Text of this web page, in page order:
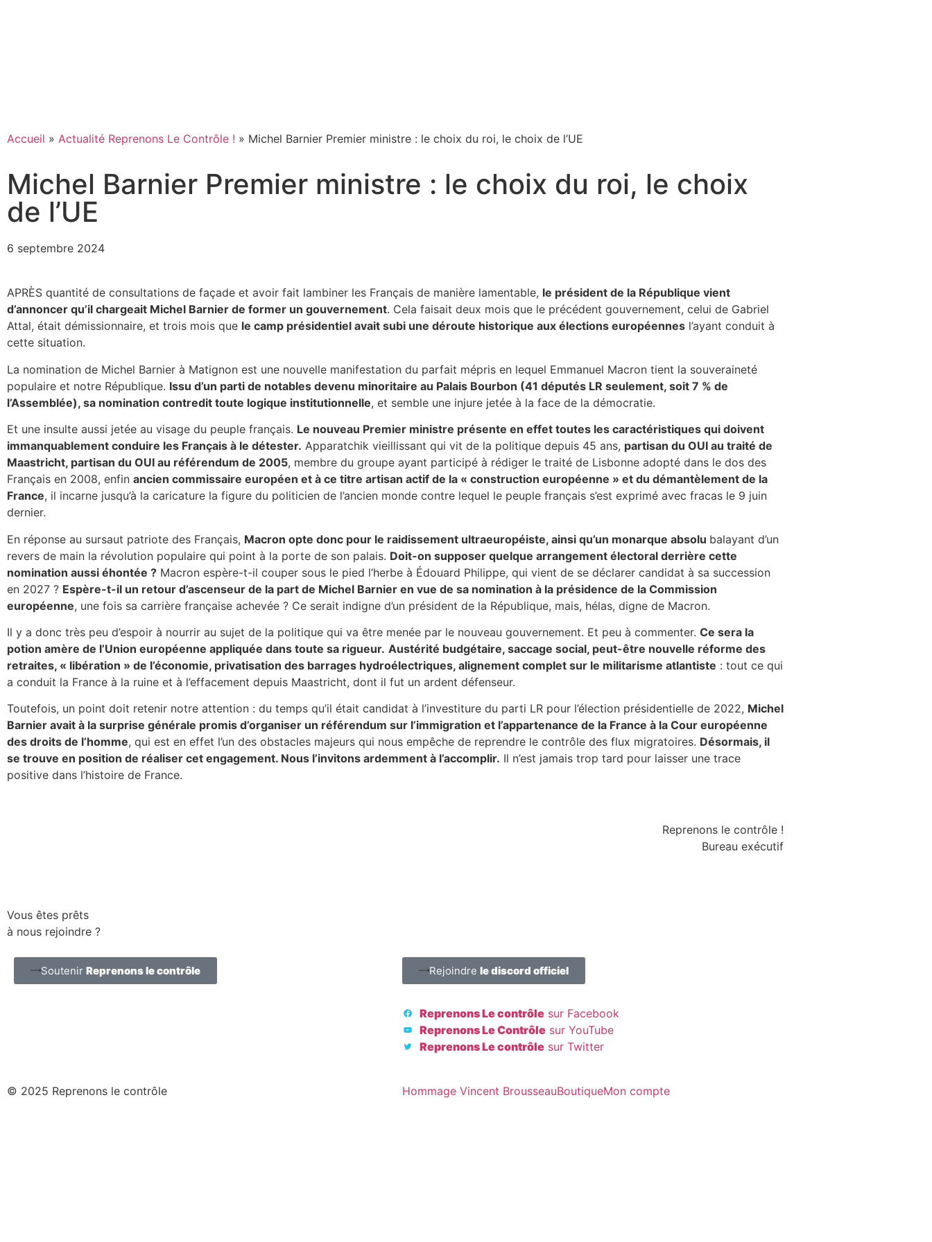
Accueil » Actualité Reprenons Le Contrôle ! » Michel Barnier Premier ministre : le choix du roi, le choix de l’UE
Michel Barnier Premier ministre : le choix du roi, le choix
de l’UE
6 septembre 2024
APRÈS quantité de consultations de façade et avoir fait lambiner les Français de manière lamentable, le président de la République vient
d’annoncer qu’il chargeait Michel Barnier de former un gouvernement. Cela faisait deux mois que le précédent gouvernement, celui de Gabriel
Attal, était démissionnaire, et trois mois que le camp présidentiel avait subi une déroute historique aux élections européennes l’ayant conduit à
cette situation.
La nomination de Michel Barnier à Matignon est une nouvelle manifestation du parfait mépris en lequel Emmanuel Macron tient la souveraineté
populaire et notre République. Issu d’un parti de notables devenu minoritaire au Palais Bourbon (41 députés LR seulement, soit 7 % de
l’Assemblée), sa nomination contredit toute logique institutionnelle, et semble une injure jetée à la face de la démocratie.
Et une insulte aussi jetée au visage du peuple français. Le nouveau Premier ministre présente en effet toutes les caractéristiques qui doivent
immanquablement conduire les Français à le détester. Apparatchik vieillissant qui vit de la politique depuis 45 ans, partisan du OUI au traité de
Maastricht, partisan du OUI au référendum de 2005, membre du groupe ayant participé à rédiger le traité de Lisbonne adopté dans le dos des
Français en 2008, enfin ancien commissaire européen et à ce titre artisan actif de la « construction européenne » et du démantèlement de la
France, il incarne jusqu’à la caricature la figure du politicien de l’ancien monde contre lequel le peuple français s’est exprimé avec fracas le 9 juin
dernier.
En réponse au sursaut patriote des Français, Macron opte donc pour le raidissement ultraeuropéiste, ainsi qu’un monarque absolu balayant d’un
revers de main la révolution populaire qui point à la porte de son palais. Doit-on supposer quelque arrangement électoral derrière cette
nomination aussi éhontée ? Macron espère-t-il couper sous le pied l’herbe à Édouard Philippe, qui vient de se déclarer candidat à sa succession
en 2027 ? Espère-t-il un retour d’ascenseur de la part de Michel Barnier en vue de sa nomination à la présidence de la Commission
européenne, une fois sa carrière française achevée ? Ce serait indigne d’un président de la République, mais, hélas, digne de Macron.
Il y a donc très peu d’espoir à nourrir au sujet de la politique qui va être menée par le nouveau gouvernement. Et peu à commenter. Ce sera la
potion amère de l’Union européenne appliquée dans toute sa rigueur. Austérité budgétaire, saccage social, peut-être nouvelle réforme des
retraites, « libération » de l’économie, privatisation des barrages hydroélectriques, alignement complet sur le militarisme atlantiste : tout ce qui
a conduit la France à la ruine et à l’effacement depuis Maastricht, dont il fut un ardent défenseur.
Toutefois, un point doit retenir notre attention : du temps qu’il était candidat à l’investiture du parti LR pour l’élection présidentielle de 2022, Michel
Barnier avait à la surprise générale promis d’organiser un référendum sur l’immigration et l’appartenance de la France à la Cour européenne
des droits de l’homme, qui est en effet l’un des obstacles majeurs qui nous empêche de reprendre le contrôle des flux migratoires. Désormais, il
se trouve en position de réaliser cet engagement. Nous l’invitons ardemment à l’accomplir. Il n’est jamais trop tard pour laisser une trace
positive dans l’histoire de France.
Reprenons le contrôle !
Bureau exécutif
Vous êtes prêts
à nous rejoindre ?
Soutenir Reprenons le contrôle Rejoindre le discord officiel
Reprenons Le contrôle sur Facebook
Reprenons Le Contrôle sur YouTube
Reprenons Le contrôle sur Twitter
© 2025 Reprenons le contrôle Hommage Vincent BrousseauBoutiqueMon compte